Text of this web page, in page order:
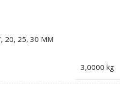
20, 25, 30 MM
3,0000 kg